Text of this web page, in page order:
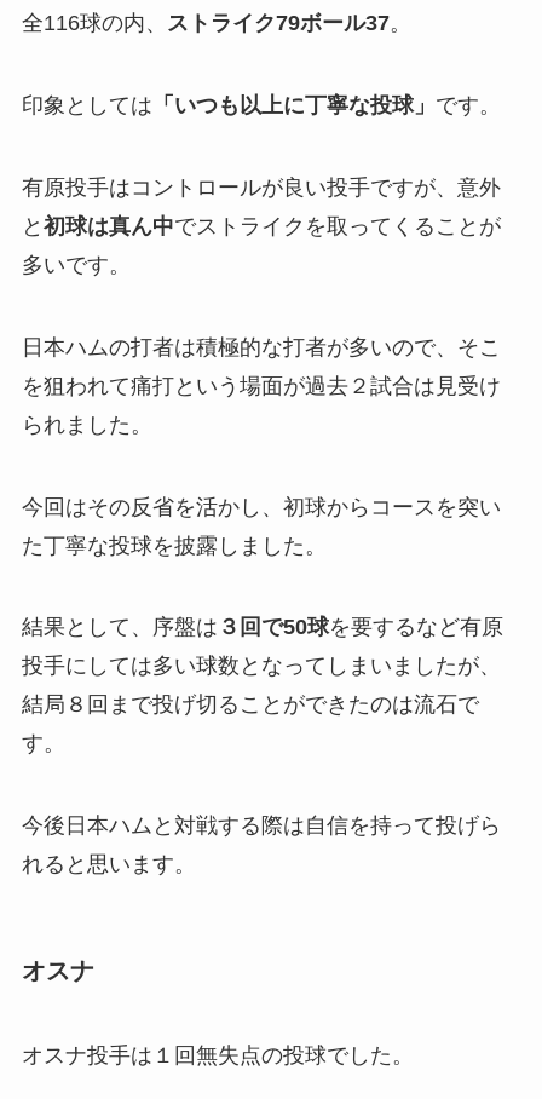
全116球の内、 ストライク79ボール37。
印象としては 「いつも以上に丁寧な投球」 です。
有原投手はコントロールが良い投手ですが、意外
と 初球は真ん中でストライクを取ってくることが
多いです。
日本ハムの打者は積極的な打者が多いので、そこ
を狙われて痛打という場面が過去２試合は見受け
られました。
今回はその反省を活かし、初球からコースを突い
た丁寧な投球を披露しました。
結果として、序盤は ３回で50球を要するなど有原
投手にしては多い球数となってしまいましたが、
結局８回まで投げ切ることができたのは流石で
す。
今後日本ハムと対戦する際は自信を持って投げら
れると思います。
オスナ
オスナ投手は１回無失点の投球でした。